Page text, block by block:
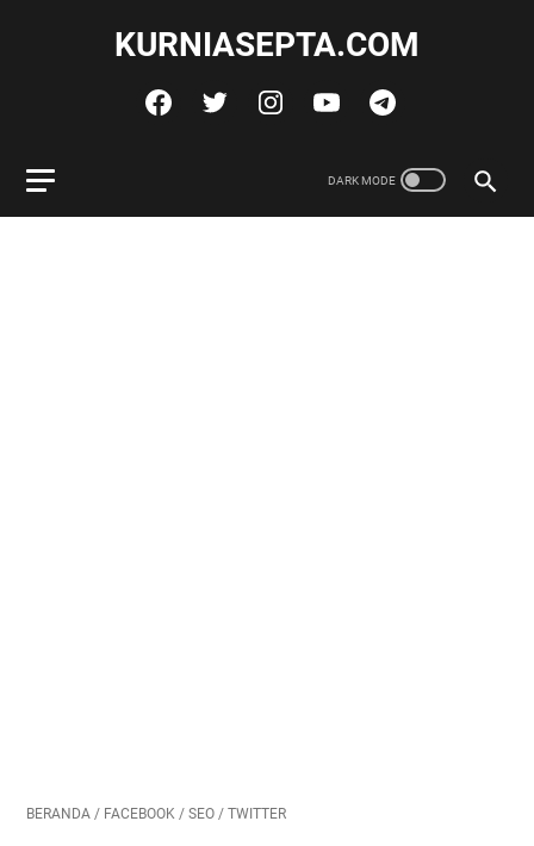
KURNIASEPTA.COM
BERANDA / FACEBOOK / SEO / TWITTER